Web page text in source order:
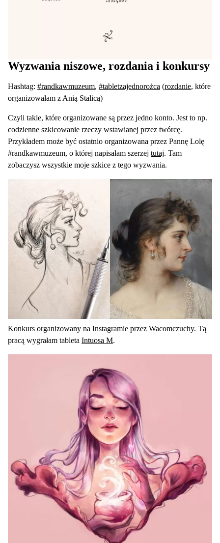
Wyzwania niszowe, rozdania i konkursy
Hashtag: #randkawmuzeum, #tabletzajednorożca (rozdanie, które
organizowałam z Anią Stalicą)
Czyli takie, które organizowane są przez jedno konto. Jest to np.
codzienne szkicowanie rzeczy wstawianej przez twórcę.
Przykładem może być ostatnio organizowana przez Pannę Lolę
#randkawmuzeum, o której napisałam szerzej tutaj. Tam
zobaczysz wszystkie moje szkice z tego wyzwania.
Konkurs organizowany na Instagramie przez Wacomczuchy. Tą
pracą wygrałam tableta Intuosa M.